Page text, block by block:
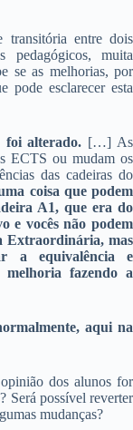
transitória entre dois
pedagógicos, muita
se as melhorias, por
pode esclarecer esta
foi alterado. […] As
ECTS ou mudam os
das cadeiras do
coisa que podem
A1, que era do
e vocês não podem
Extraordinária, mas
a equivalência e
melhoria fazendo a
aqui na
dos alunos for
Será possível reverter
mudanças?